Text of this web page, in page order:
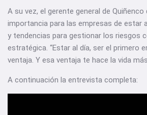
A su vez, el gerente general de
importancia para las empresas de estar
y tendencias para gestionar los riesgos
estratégica. “Estar al día, ser el primero
ventaja. Y esa ventaja te hace la vida
A continuación la entrevista completa: